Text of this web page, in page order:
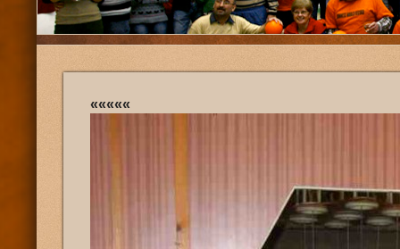
«««««